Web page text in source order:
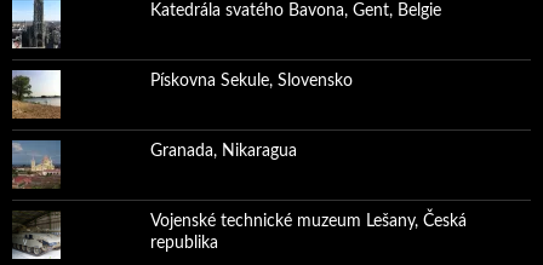
Katedrála svatého Bavona, Gent, Belgie
Pískovna Sekule, Slovensko
Granada, Nikaragua
Vojenské technické muzeum Lešany, Česká
republika